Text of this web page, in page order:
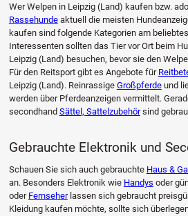
Wer Welpen in Leipzig (Land) kaufen bzw.
Rassehundeaktuell die meisten
kaufen sind folgende Kategorien am
Interessenten sollten das Tier vor Ort beim
Leipzig (Land) besuchen, bevor sie den
Für den Reitsport gibt es Angebote für
Leipzig (Land). Reinrassige Großpferdeund
werden über Pferdeanzeigen vermittelt.
secondhand Sättel, Sattelzubehörsind
Gebrauchte Elektronik und
Schauen Sie sich auch gebrauchte Haus &
an. Besonders Elektronik wie Handys oder
oder Fernseherlassen sich gebraucht
Kleidung kaufen möchte, sollte sich